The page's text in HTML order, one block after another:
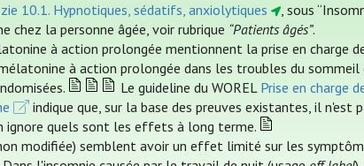
zie 10.1. Hypnotiques, sédatifs, anxiolytiques
, sous
chez la personne âgée, voir rubrique “Patients âgés”.
à action prolongée mentionnent la prise en charge
à action prolongée dans les troubles du sommeil
Le guideline du WOREL Prise en charge
indique que, sur la base des preuves existantes, il n'est
quels sont les effets à long terme.
modifiée) semblent avoir un effet limité sur les